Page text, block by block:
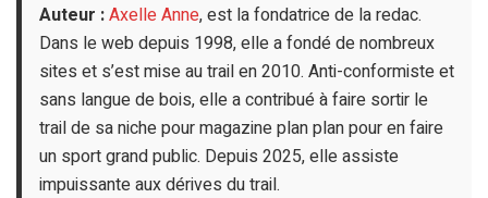
Auteur :Axelle Anne, est la fondatrice de la redac.
Dans le web depuis 1998, elle a fondé de nombreux
sites et s’est mise au trail en 2010. Anti-conformiste et
sans langue de bois, elle a contribué à faire sortir le
trail de sa niche pour magazine plan plan pour en faire
un sport grand public. Depuis 2025, elle assiste
impuissante aux dérives du trail.